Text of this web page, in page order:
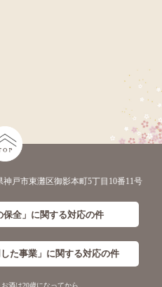
戸市東灘区御影本町5丁目10番11号
保全」に関する対応の件
た事業」に関する対応の件
酒は20歳になってから。